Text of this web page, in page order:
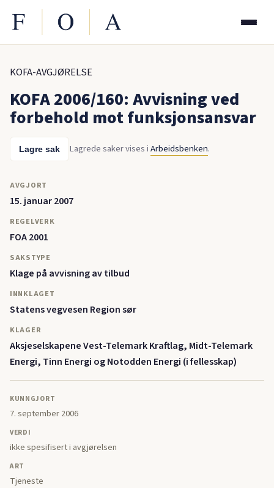
KOFA-AVGJØRELSE
KOFA 2006/160: Avvisning ved
forbehold mot funksjonsansvar
Lagre sak Lagrede saker vises iArbeidsbenken.
AVGJORT
15. januar 2007
REGELVERK
FOA 2001
SAKSTYPE
Klage på avvisning av tilbud
INNKLAGET
Statens vegvesen Region sør
KLAGER
Aksjeselskapene Vest-Telemark Kraftlag, Midt-Telemark
Energi, Tinn Energi og Notodden Energi (i fellesskap)
KUNNGJORT
7. september 2006
VERDI
ikke spesifisert i avgjørelsen
ART
Tjeneste